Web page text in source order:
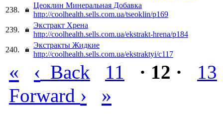
238.
Цеоклин Минеральная Добавка
http://coolhealth.sells.com.ua/tseoklin/p169
239.
Экстракт Хрена
http://coolhealth.sells.com.ua/ekstrakt-hrena/p184
240.
Экстракты Жидкие
http://coolhealth.sells.com.ua/ekstraktyi/c117
« ‹ Back 11 · 12 ·
13
Forward › »